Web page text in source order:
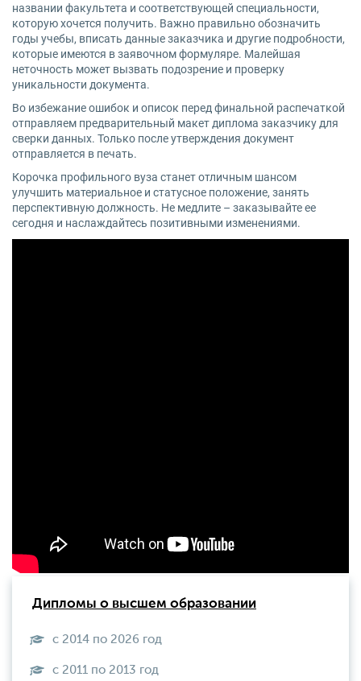
названии факультета и соответствующей специальности,
которую хочется получить. Важно правильно обозначить
годы учебы, вписать данные заказчика и другие подробности,
которые имеются в заявочном формуляре. Малейшая
неточность может вызвать подозрение и проверку
уникальности документа.
Во избежание ошибок и описок перед финальной распечаткой
отправляем предварительный макет диплома заказчику для
сверки данных. Только после утверждения документ
отправляется в печать.
Корочка профильного вуза станет отличным шансом
улучшить материальное и статусное положение, занять
перспективную должность. Не медлите – заказывайте ее
сегодня и наслаждайтесь позитивными изменениями.
Дипломы о высшем образовании
с 2014 по 2026 год
с 2011 по 2013 год